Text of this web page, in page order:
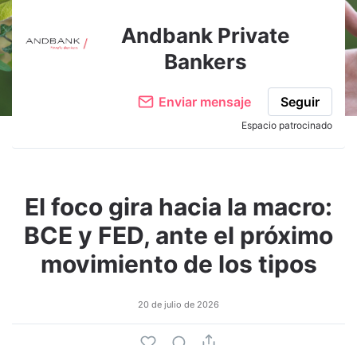
Andbank Private
Bankers
Enviar mensaje Seguir
Espacio patrocinado
El foco gira hacia la macro:
BCE y FED, ante el próximo
movimiento de los tipos
20 de julio de 2026